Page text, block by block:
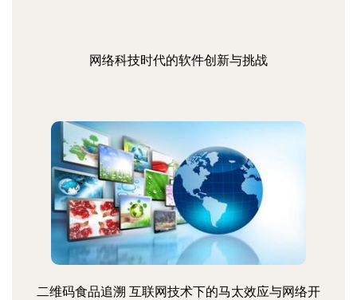
网络科技时代的软件创新与挑战
二维码食品追溯 互联网技术下的马太效应与网络开